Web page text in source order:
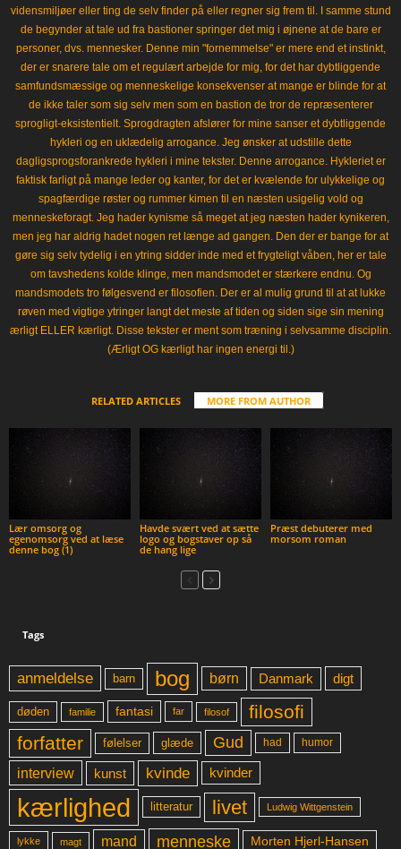
vidensmiljøer eller ting de selv finder på eller regner sig frem til. I samme stund
de begynder at tale ud fra bastioner springer det mig i øjnene at de bare er
personer, dvs. mennesker. Denne min "fornemmelse" er mere end et instinkt,
der er snarere tale om et regulært arbejde for mig, for det har dybtliggende
samfundsmæssige og menneskelige konsekvenser at mange er blinde for at
de ikke taler som sig selv men som en bastion de tror de repræsenterer
sprogligt-eksistentielt. Sprogdragten afslører for mine sanser et dybtliggende
hykleri og en uklædelig arrogance. Jeg ønsker at udstille dette
dagligsprogsforankrede hykleri i mine tekster. Denne arrogance. Hykleriet er
faktisk farligt på mange leder og kanter, for det er kvælende for ulykkelige og
spagfærdige røster og rummer kimen til en næsten usigelig vold og
menneskeforagt. Jeg hader kynisme så meget at jeg næsten hader kynikeren,
men jeg har aldrig hadet nogen ret længe ad gangen. Den der er bange for at
gøre sig selv tydelig i en ytring sidder inde med et frygteligt våben, her er tale
om tavshedens kolde klinge, men mandsmodet er stærkere endnu. Og
mandsmodets tro følgesvend er filosofien. Der er al mulig grund til at at lukke
røven med vigtige ytringer langt det meste af tiden og siden sige sin mening
ærligt ELLER kærligt. Disse tekster er ment som træning i selvsamme disciplin.
(Ærligt OG kærligt har ingen energi til.)
RELATED ARTICLES MORE FROM AUTHOR
Lær omsorg og
egenomsorg ved at læse
denne bog (1)
Havde svært ved at sætte
logo og bogstaver op så
de hang lige
Præst debuterer med
morsom roman
Tags
anmeldelse barn bog børn Danmark digt
døden familie fantasi far filosof
filosofi
forfatter
følelser glæde Gud had humor
interview kunst kvinde kvinder
kærlighed litteratur livet Ludwig Wittgenstein
lykke magt mand menneske Morten Hjerl-Hansen